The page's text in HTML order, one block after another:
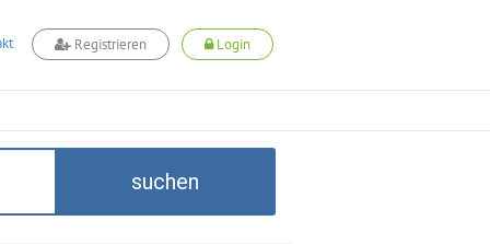
Registrieren Login
suchen